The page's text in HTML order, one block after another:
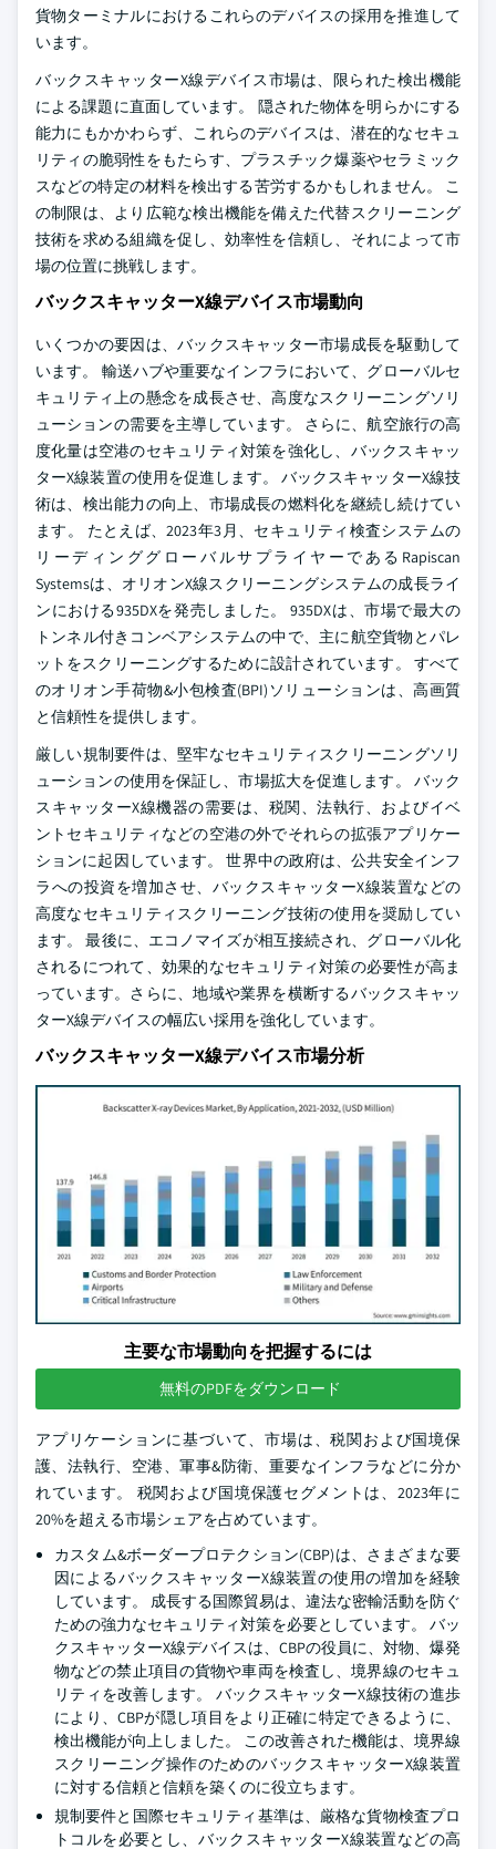
貨物ターミナルにおけるこれらのデバイスの採用を推進して
います。
バックスキャッターX線デバイス市場は、限られた検出機能
による課題に直面しています。 隠された物体を明らかにする
能力にもかかわらず、これらのデバイスは、潜在的なセキュ
リティの脆弱性をもたらす、プラスチック爆薬やセラミック
スなどの特定の材料を検出する苦労するかもしれません。 こ
の制限は、より広範な検出機能を備えた代替スクリーニング
技術を求める組織を促し、効率性を信頼し、それによって市
場の位置に挑戦します。
バックスキャッターX線デバイス市場動向
いくつかの要因は、バックスキャッター市場成長を駆動して
います。 輸送ハブや重要なインフラにおいて、グローバルセ
キュリティ上の懸念を成長させ、高度なスクリーニングソリ
ューションの需要を主導しています。 さらに、航空旅行の高
度化量は空港のセキュリティ対策を強化し、バックスキャッ
ターX線装置の使用を促進します。 バックスキャッターX線技
術は、検出能力の向上、市場成長の燃料化を継続し続けてい
ます。 たとえば、2023年3月、セキュリティ検査システムの
リーディンググローバルサプライヤーであるRapiscan
Systemsは、オリオンX線スクリーニングシステムの成長ライ
ンにおける935DXを発売しました。 935DXは、市場で最大の
トンネル付きコンベアシステムの中で、主に航空貨物とパレ
ットをスクリーニングするために設計されています。 すべて
のオリオン手荷物&小包検査(BPI)ソリューションは、高画質
と信頼性を提供します。
厳しい規制要件は、堅牢なセキュリティスクリーニングソリ
ューションの使用を保証し、市場拡大を促進します。 バック
スキャッターX線機器の需要は、税関、法執行、およびイベ
ントセキュリティなどの空港の外でそれらの拡張アプリケー
ションに起因しています。 世界中の政府は、公共安全インフ
ラへの投資を増加させ、バックスキャッターX線装置などの
高度なセキュリティスクリーニング技術の使用を奨励してい
ます。 最後に、エコノマイズが相互接続され、グローバル化
されるにつれて、効果的なセキュリティ対策の必要性が高ま
っています。さらに、地域や業界を横断するバックスキャッ
ターX線デバイスの幅広い採用を強化しています。
バックスキャッターX線デバイス市場分析
主要な市場動向を把握するには
無料のPDFをダウンロード
アプリケーションに基づいて、市場は、税関および国境保
護、法執行、空港、軍事&防衛、重要なインフラなどに分か
れています。 税関および国境保護セグメントは、2023年に
20%を超える市場シェアを占めています。
カスタム&ボーダープロテクション(CBP)は、さまざまな要
因によるバックスキャッターX線装置の使用の増加を経験
しています。 成長する国際貿易は、違法な密輸活動を防ぐ
ための強力なセキュリティ対策を必要としています。 バッ
クスキャッターX線デバイスは、CBPの役員に、対物、爆発
物などの禁止項目の貨物や車両を検査し、境界線のセキュ
リティを改善します。 バックスキャッターX線技術の進歩
により、CBPが隠し項目をより正確に特定できるように、
検出機能が向上しました。 この改善された機能は、境界線
スクリーニング操作のためのバックスキャッターX線装置
に対する信頼と信頼を築くのに役立ちます。
規制要件と国際セキュリティ基準は、厳格な貨物検査プロ
トコルを必要とし、バックスキャッターX線装置などの高